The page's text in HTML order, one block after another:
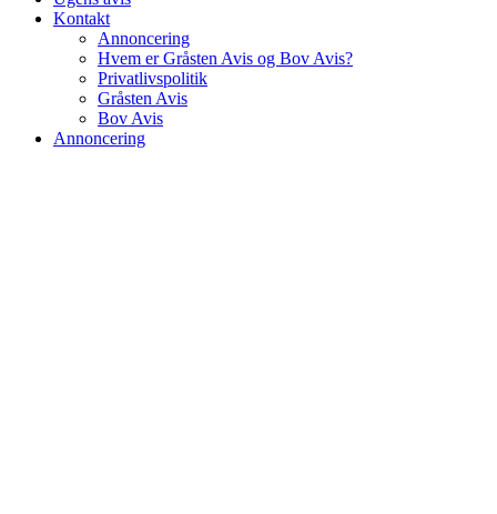
Kontakt
Annoncering
Hvem er Gråsten Avis og Bov Avis?
Privatlivspolitik
Gråsten Avis
Bov Avis
Annoncering